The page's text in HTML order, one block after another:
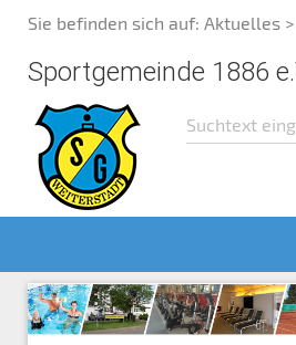
Sie befinden sich auf: Aktuelles
Sportgemeinde 1886